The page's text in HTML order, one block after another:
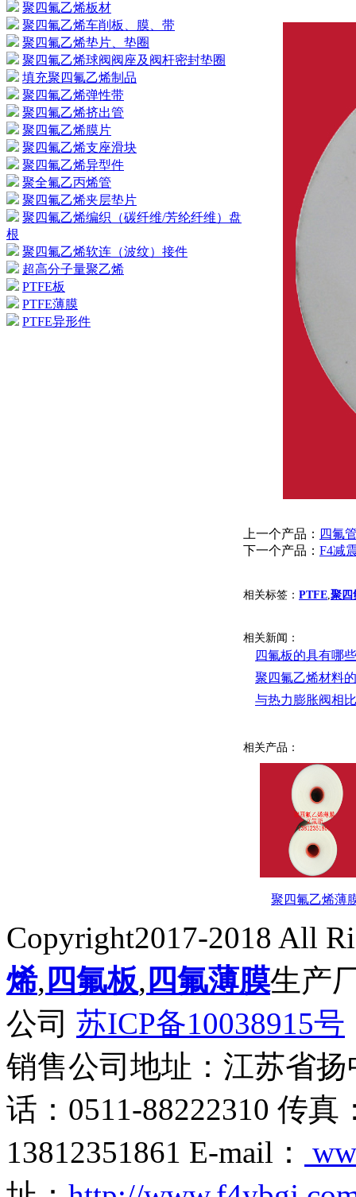
聚四氟乙烯板材
聚四氟乙烯车削板、膜、带
聚四氟乙烯垫片、垫圈
聚四氟乙烯球阀阀座及阀杆密封垫圈
填充聚四氟乙烯制品
聚四氟乙烯弹性带
聚四氟乙烯挤出管
聚四氟乙烯膜片
聚四氟乙烯支座滑块
聚四氟乙烯异型件
聚全氟乙丙烯管
聚四氟乙烯夹层垫片
聚四氟乙烯编织（碳纤维/芳纶纤维）盘
根
聚四氟乙烯软连（波纹）接件
超高分子量聚乙烯
PTFE板
PTFE薄膜
PTFE异形件
上一个产品： 四氟
下一个产品： F4减
相关标签： PTFE,聚四
相关新闻：
四氟板的具有哪
聚四氟乙烯材料
与热力膨胀阀相
相关产品：
聚四氟乙烯薄
Copyright2017-2018 All
烯, 四氟板, 四氟薄膜生产
公司 苏ICP备10038915号
销售公司地址：江苏省
话：0511-88222310 传真
13812351861 E-mail：